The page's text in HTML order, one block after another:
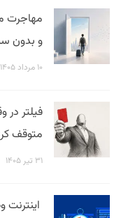
مهاجرت
و بدون
۱۰ مرداد ۱۴۰۵
متوقف
۳۱ تیر ۱۴۰۵